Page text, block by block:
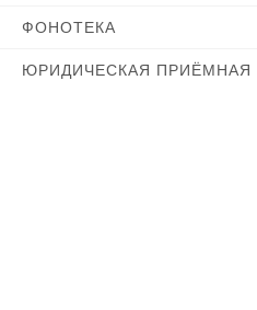
ФОНОТЕКА
ЮРИДИЧЕСКАЯ ПРИЁМНАЯ